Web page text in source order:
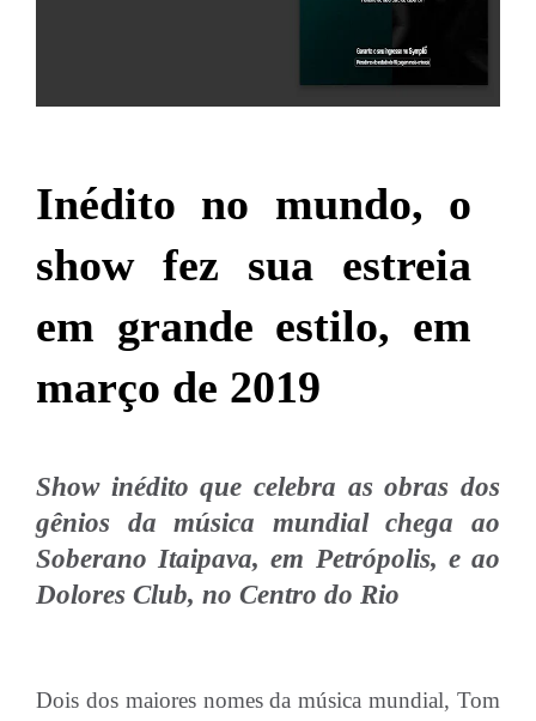
Inédito no mundo, o
show fez sua estreia
em grande estilo, em
março de 2019
Show inédito que celebra as obras dos
gênios da música mundial chega ao
Soberano Itaipava, em Petrópolis, e ao
Dolores Club, no Centro do Rio
Dois dos maiores nomes da música mundial, Tom